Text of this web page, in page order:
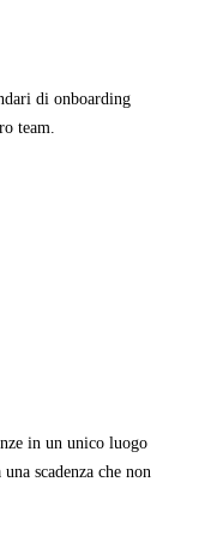
di onboarding
team.
in un unico luogo
scadenza che non